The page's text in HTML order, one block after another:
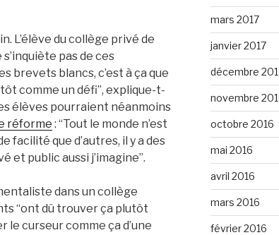
L’élève du collège privé de
pas de ces
brevets blancs, c’est à ça que
comme un défi”, explique-t-
élèves pourraient néanmoins
réforme : “Tout le monde n’est
facilité que d’autres, il y a des
public aussi j’imagine”.
dans un collège
“ont dû trouver ça plutôt
curseur comme ça d’une
mars 2017
janvier 2017
décembre
novembre
octobre 2016
mai 2016
avril 2016
mars 2016
février 2016